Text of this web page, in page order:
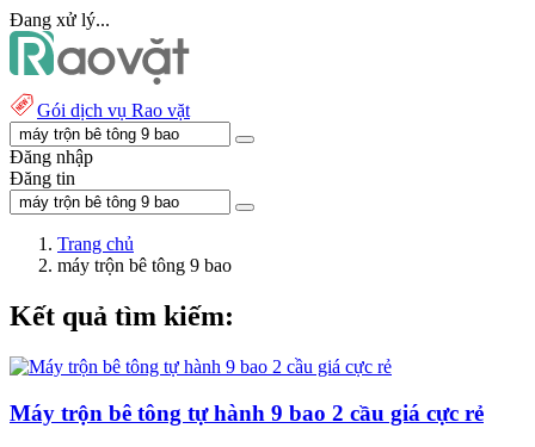
Đang xử lý...
Gói dịch vụ Rao vặt
Đăng nhập
Đăng tin
Trang chủ
máy trộn bê tông 9 bao
Kết quả tìm kiếm:
Máy trộn bê tông tự hành 9 bao 2 cầu giá cực rẻ